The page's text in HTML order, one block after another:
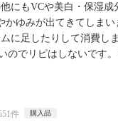
にもVCや美白・保湿
ゆみが出てきてしま
に足したりして消費し
のでリピはしないです
件 購入品